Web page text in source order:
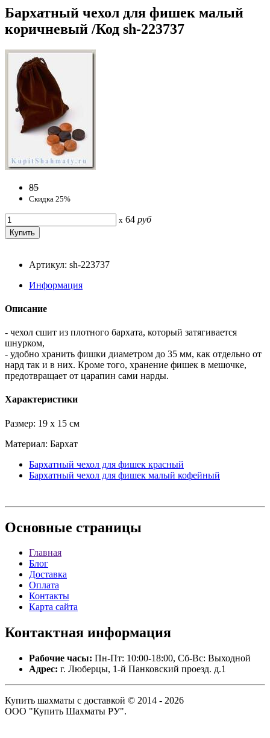
Бархатный чехол для фишек малый
коричневый /Код sh-223737
85
Скидка 25%
x 64 руб
Артикул: sh-223737
Информация
Описание
- чехол сшит из плотного бархата, который затягивается
шнурком,
- удобно хранить фишки диаметром до 35 мм, как отдельно от
нард так и в них. Кроме того, хранение фишек в мешочке,
предотвращает от царапин сами нарды.
Характеристики
Размер: 19 x 15 cм
Материал: Бархат
Бархатный чехол для фишек красный
Бархатный чехол для фишек малый кофейный
Основные страницы
Главная
Блог
Доставка
Оплата
Контакты
Карта сайта
Контактная информация
Рабочие часы: Пн-Пт: 10:00-18:00, Сб-Вс: Выходной
Адрес: г. Люберцы, 1-й Панковский проезд. д.1
Купить шахматы с доставкой © 2014 - 2026
ООО "Купить Шахматы РУ".